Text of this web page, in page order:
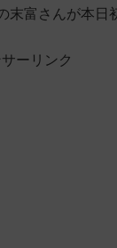
富さんが本日
ーリンク